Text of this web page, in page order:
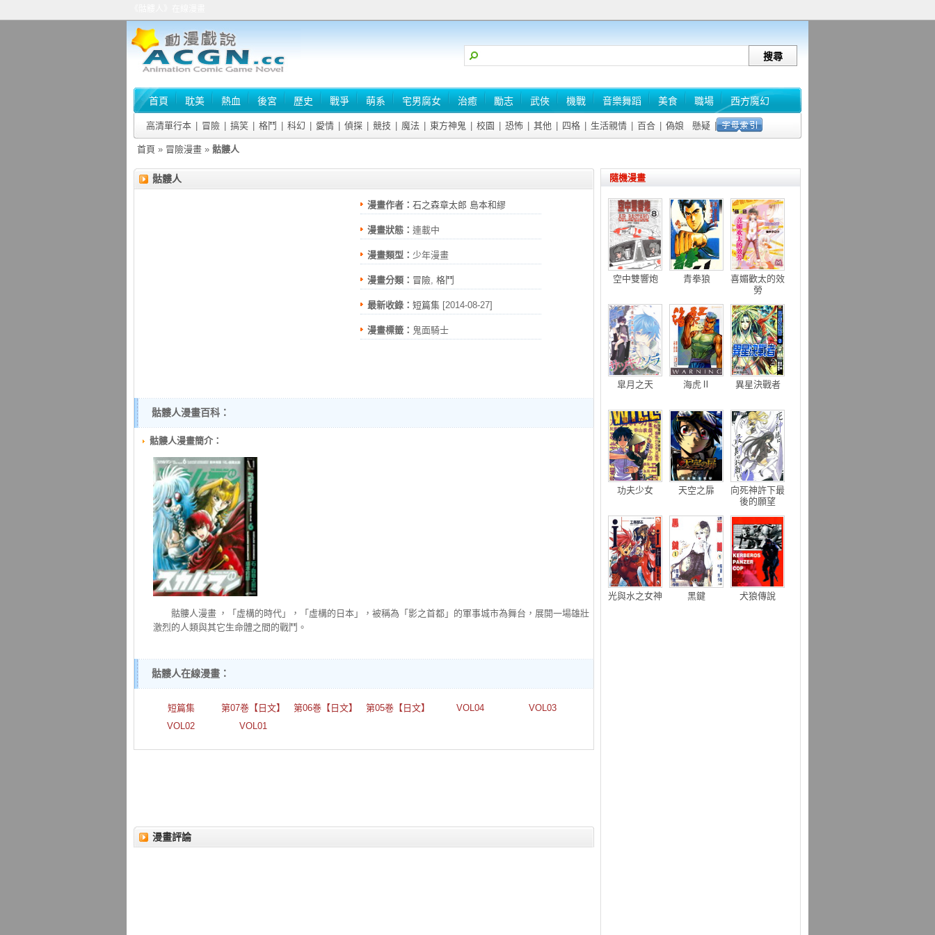
首頁 耽美 熱血 後宮 歷史 戰爭 萌系 宅男腐女 治癒 勵志 武俠 機戰 音樂舞蹈 美食 職場 西方魔幻
高清單行本 冒險 搞笑 格鬥 科幻 愛情 偵探 競技 魔法 東方神鬼 校園 恐怖 其他 四格 生活親情 百合 偽娘 懸疑
首頁 » 冒險漫畫 » 骷髏人
骷髏人
漫畫作者： 石之森章太郎 島本和繆
漫畫狀態： 連載中
漫畫類型： 少年漫畫
漫畫分類： 冒險, 格鬥
最新收錄： 短篇集 [2014-08-27]
漫畫標籤： 鬼面騎士
骷髏人漫畫百科：
骷髏人漫畫簡介：
骷髏人漫畫 ，「虛構的時代」，「虛構的日本」，被稱為「影之首都」的軍事城市為舞台，展開一場雄壯
激烈的人類與其它生命體之間的戰鬥。
骷髏人在線漫畫：
短篇集 第07巻【日文】 第06巻【日文】 第05巻【日文】 VOL04
VOL03
VOL02
VOL01
漫畫評論
隨機漫畫
空中雙響炮 青拳狼
喜媚歡太的效
勞
皐月之天 海虎Ⅱ 異星決戰者
功夫少女 天空之扉
向死神許下最
後的願望
光與水之女神 黑鍵 犬狼傳說